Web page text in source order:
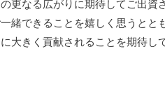
更なる広がりに期待してご出
緒できることを嬉しく思うと
大きく貢献されることを期待し